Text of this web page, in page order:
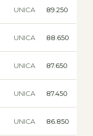
UNICA 89.250
UNICA 88.650
UNICA 87.650
UNICA 87.450
UNICA 86.850